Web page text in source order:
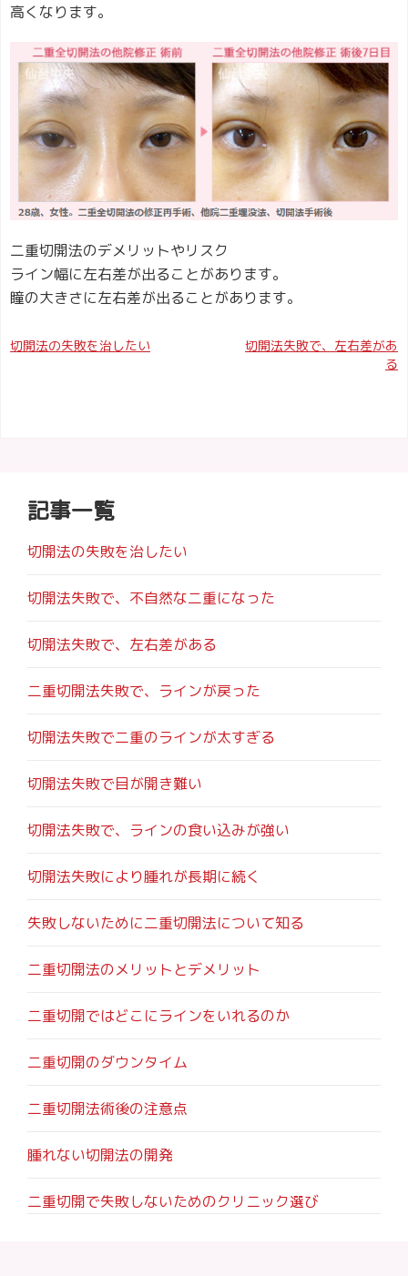
高くなります。
二重切開法のデメリットやリスク
ライン幅に左右差が出ることがあります。
瞳の大きさに左右差が出ることがあります。
投
ゲ
ー
シ
ョ
ン
切開法の失敗を治したい
切開法失敗で、左右差があ
る
記事一覧
切開法の失敗を治したい
切開法失敗で、不自然な二重になった
切開法失敗で、左右差がある
二重切開法失敗で、ラインが戻った
切開法失敗で二重のラインが太すぎる
切開法失敗で目が開き難い
切開法失敗で、ラインの食い込みが強い
切開法失敗により腫れが長期に続く
失敗しないために二重切開法について知る
二重切開法のメリットとデメリット
二重切開ではどこにラインをいれるのか
二重切開のダウンタイム
二重切開法術後の注意点
腫れない切開法の開発
二重切開で失敗しないためのクリニック選び